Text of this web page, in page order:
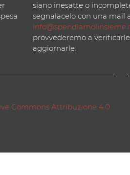
siano inesatte o
segnalacelo con una mail
provvederemo a
aggiornarle.
Commons Attribuzione 4.0